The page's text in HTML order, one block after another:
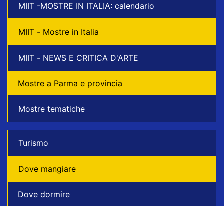
MIIT -MOSTRE IN ITALIA: calendario
MIIT - Mostre in Italia
MIIT - NEWS E CRITICA D'ARTE
Mostre a Parma e provincia
Mostre tematiche
Turismo
Dove mangiare
Dove dormire